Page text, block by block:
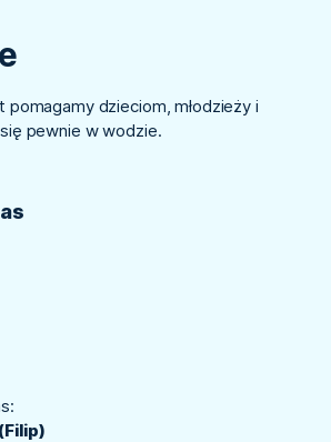
pomagamy dzieciom, młodzieży i
pewnie w wodzie.